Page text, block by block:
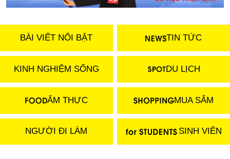
BÀI VIẾT NỔI BẬT TIN TỨC
KINH NGHIỆM SỐNG DU LỊCH
ẨM THỰC MUA SẮM
NGƯỜI ĐI LÀM SINH VIÊN